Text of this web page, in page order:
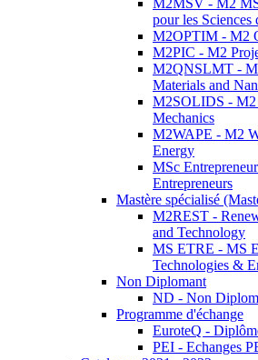
M2MSV - M2
pour les Sciences
M2OPTIM - M2
M2PIC - M2
M2QNSLMT -
Materials and
M2SOLIDS - M2
Mechanics
M2WAPE - M2
Energy
MSc
Entrepreneurs
Mastère spécialisé
M2REST -
and Technology
MS ETRE - MS
Technologies &
Non Diplomant
ND - Non
Programme d'échange
EuroteQ -
PEI - Echanges